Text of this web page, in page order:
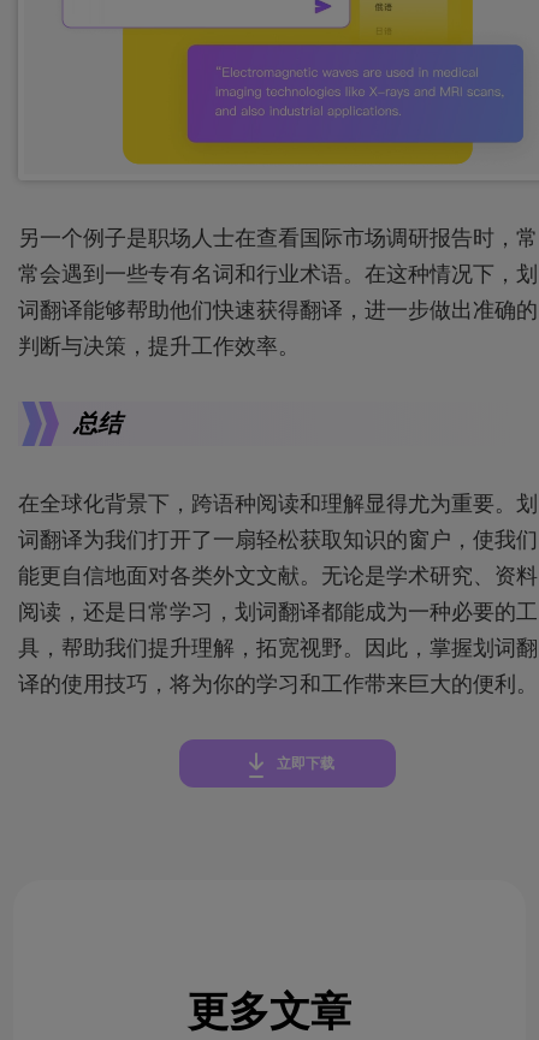
另一个例子是职场人士在查看国际市场调研报告时，常
常会遇到一些专有名词和行业术语。在这种情况下，划
词翻译能够帮助他们快速获得翻译，进一步做出准确的
判断与决策，提升工作效率。
总结
在全球化背景下，跨语种阅读和理解显得尤为重要。划
词翻译为我们打开了一扇轻松获取知识的窗户，使我们
能更自信地面对各类外文文献。无论是学术研究、资料
阅读，还是日常学习，划词翻译都能成为一种必要的工
具，帮助我们提升理解，拓宽视野。因此，掌握划词翻
译的使用技巧，将为你的学习和工作带来巨大的便利。
立即下载
更多文章